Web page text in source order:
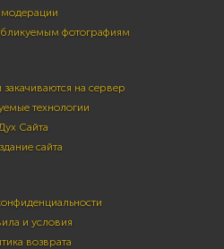
фотографиям
на сервер
технологии
Сайта
сайта
и условия
возврата